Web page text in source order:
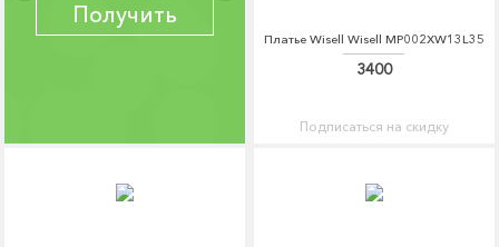
Получить
Платье Wisell Wisell MP002XW13L35
3400
Подписаться на скидку